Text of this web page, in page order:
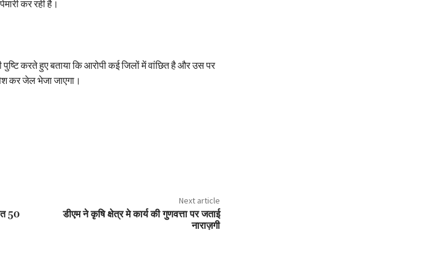
कर रही है।
पुष्टि करते हुए बताया कि आरोपी कई जिलों में वांछित है और उस पर
कर जेल भेजा जाएगा।
50
Next article
डीएम ने कृषि क्षेत्र मे कार्य की गुणवत्ता पर जताई
नाराज़गी